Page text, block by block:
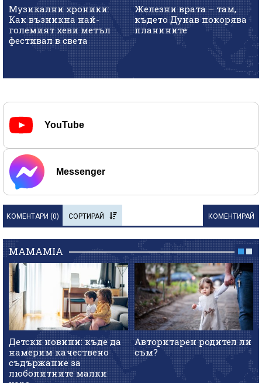
Музикални хроники:
Как възникна най-
големият хеви метъл
фестивал в света
Железни врата – там,
където Дунав покорява
планините
YouTube
Messenger
КОМЕНТАРИ (0) СОРТИРАЙ КОМЕНТИРАЙ
MAMAMIA
Детски новини: къде да
намерим качествено
съдържание за
любопитните малки
Авторитарен родител ли
съм?